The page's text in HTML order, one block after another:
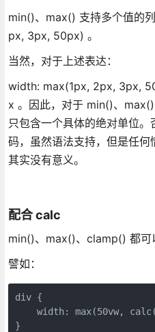
min()、max() 支持多个值的
px, 3px, 50px) 。
当然，对于上述表达：
width: max(1px, 2px, 3px,
x 。因此，对于 min()、
只包含一个具体的绝对单位
码，虽然语法支持，但是任何
其实没有意义。
配合 calc
min()、max()、clamp() 都可
譬如：
div {
width: max(50vw,
}